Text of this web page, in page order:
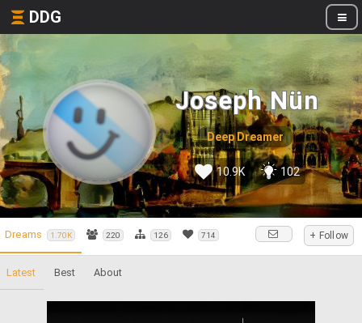
DDG
Joseph Nün
Deep Dreamer
10.9K 102
Dreams 1.70K 220 126 714 + Follow
Latest Best About